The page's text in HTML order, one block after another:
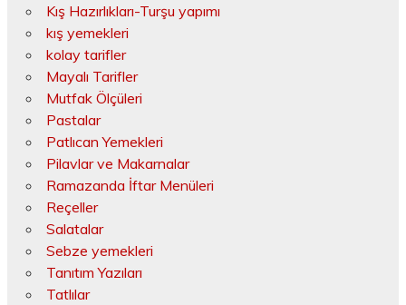
Kış Hazırlıkları-Turşu yapımı
kış yemekleri
kolay tarifler
Mayalı Tarifler
Mutfak Ölçüleri
Pastalar
Patlıcan Yemekleri
Pilavlar ve Makarnalar
Ramazanda İftar Menüleri
Reçeller
Salatalar
Sebze yemekleri
Tanıtım Yazıları
Tatlılar